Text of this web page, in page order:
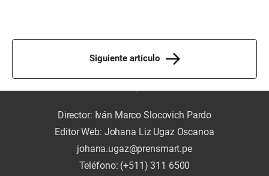
Siguiente artículo
Director: Iván Marco Slocovich Pardo
Editor Web: Johana Liz Ugaz Oscanoa
johana.ugaz@prensmart.pe
Teléfono: (+511) 311 6500